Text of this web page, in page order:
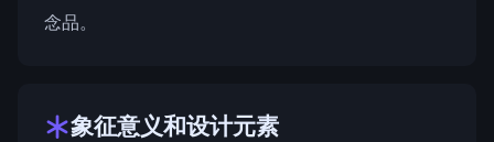
念品。
象征意义和设计元素